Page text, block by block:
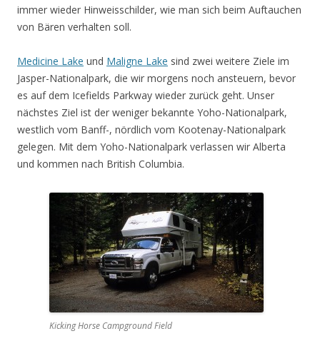
immer wieder Hinweisschilder, wie man sich beim Auftauchen
von Bären verhalten soll.
Medicine Lake und Maligne Lake sind zwei weitere Ziele im
Jasper-Nationalpark, die wir morgens noch ansteuern, bevor
es auf dem Icefields Parkway wieder zurück geht. Unser
nächstes Ziel ist der weniger bekannte Yoho-Nationalpark,
westlich vom Banff-, nördlich vom Kootenay-Nationalpark
gelegen. Mit dem Yoho-Nationalpark verlassen wir Alberta
und kommen nach British Columbia.
Kicking Horse Campground Field